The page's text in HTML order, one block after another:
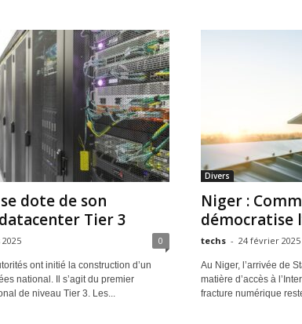
dote de son
Tier 3
0
ont initié la construction d’un
national. Il s’agit du premier
de niveau Tier 3. Les...
Divers
Niger :
démocratise
techs - 24 février 2025
Au Niger, l’arrivée de
matière d’accès à
fracture numérique